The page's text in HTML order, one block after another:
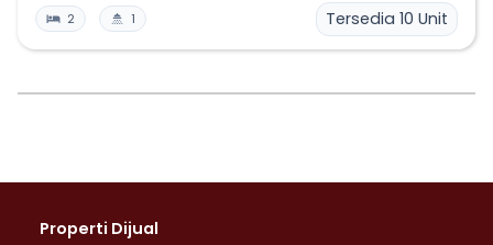
2 1 Tersedia 10 Unit
Properti Dijual